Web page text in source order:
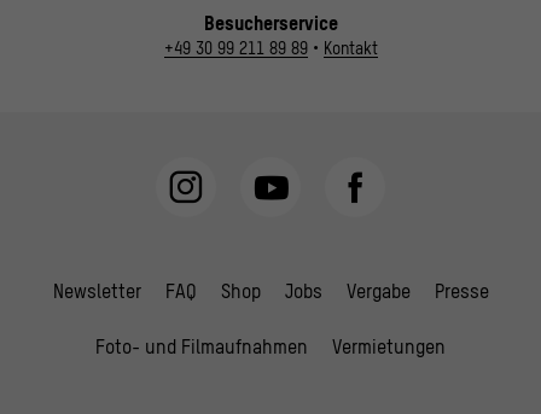
Besucherservice
+49 30 99 211 89 89• Kontakt
Newsletter FAQ Shop Jobs Vergabe Presse
Foto- und Filmaufnahmen Vermietungen